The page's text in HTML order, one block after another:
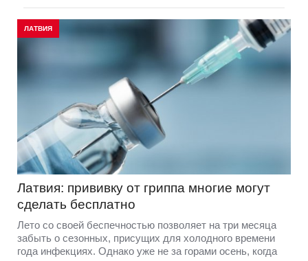
ЛАТВИЯ
Латвия: прививку от гриппа многие могут
сделать бесплатно
Лето со своей беспечностью позволяет на три месяца
забыть о сезонных, присущих для холодного времени
года инфекциях. Однако уже не за горами осень, когда